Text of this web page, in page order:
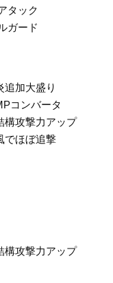
タック
ガード
加大盛り
コンバータ
攻撃力アップ
ほぼ追撃
攻撃力アップ